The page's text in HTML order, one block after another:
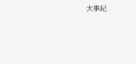
大事紀